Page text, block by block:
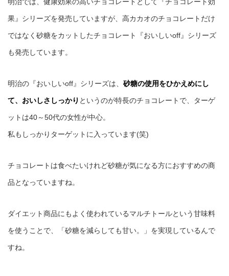
果』シリーズを発売していますが、高カカオのチョコレートだけ
ではなく砂糖をカットしたチョコレート『おいしいoff』シリーズ
も発売しています。
明治の『おいしいoff』シリーズは、 砂糖の使用をひかえめにし
て、おいしさしっかり というのが特長のチョコレートで、ターゲ
ットは40～50代の女性が中心。
私もしっかりターゲットに入っています(笑)
チョコレートは食べたいけれど砂糖が気になる方におすすめの商
品となっていますね。
ダイエット商品にもよく使われているマルチトールという甘味料
を使うことで、「砂糖を減らしても甘い。」を実現しているんで
すね。